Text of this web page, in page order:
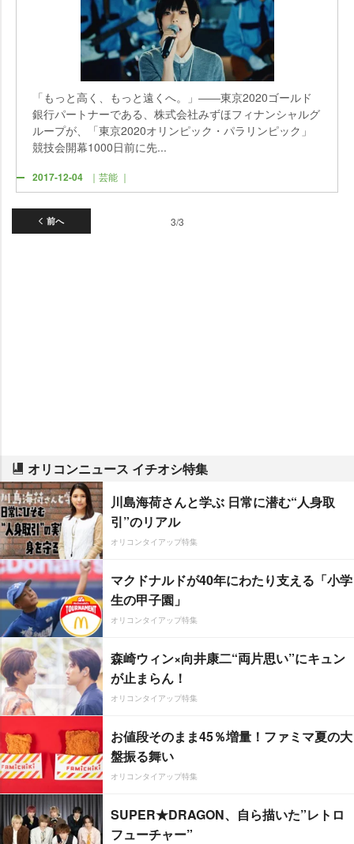
「もっと高く、もっと遠くへ。」――東京2020ゴールド
銀行パートナーである、株式会社みずほフィナンシャルグ
ループが、「東京2020オリンピック・パラリンピック」
競技会開幕1000日前に先...
2017-12-04 ｜芸能 ｜
前へ 3/3
オリコンニュース イチオシ特集
川島海荷さんと学ぶ 日常に潜む“人身取
引”のリアル
オリコンタイアップ特集
マクドナルドが40年にわたり支える「小学
生の甲子園」
オリコンタイアップ特集
森崎ウィン×向井康二“両片思い”にキュン
が止まらん！
オリコンタイアップ特集
お値段そのまま45％増量！ファミマ夏の大
盤振る舞い
オリコンタイアップ特集
SUPER★DRAGON、自ら描いた”レトロ
フューチャー”